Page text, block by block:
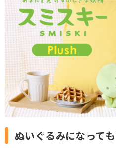
ぬいぐるみになって